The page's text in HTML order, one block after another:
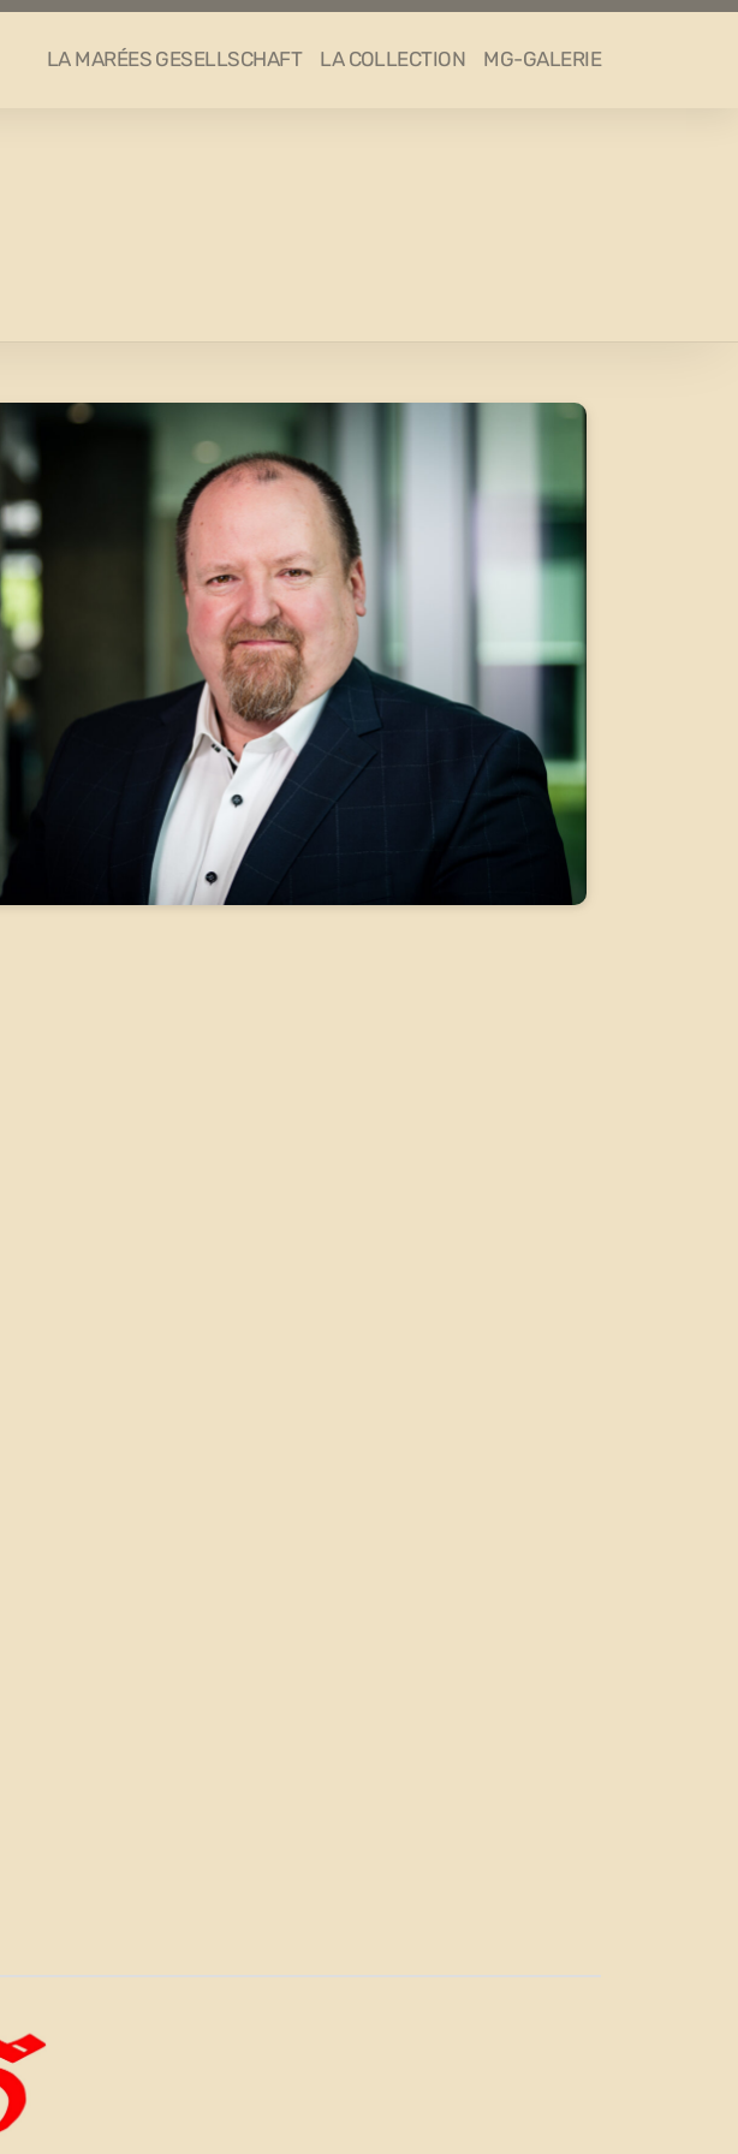
LA MARÉES GESELLSCHAFT LA COLLECTION MG-GALERIE